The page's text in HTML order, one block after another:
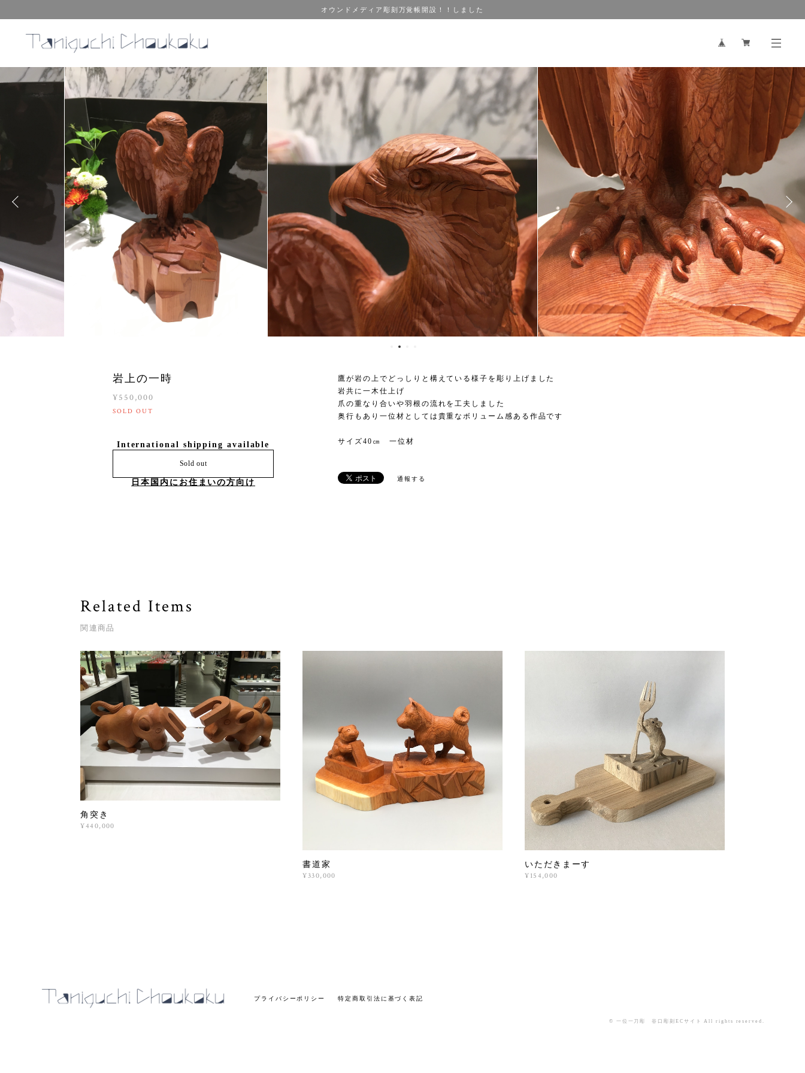
オウンドメディア彫刻万覚帳開設！！しました
岩上の一時
¥550,000
SOLD OUT
International shipping available
Sold out
日本国内にお住まいの方向け
鷹が岩の上でどっしりと構えている様子を彫り上げました
岩共に一木仕上げ
爪の重なり合いや羽根の流れを工夫しました
奥行もあり一位材としては貴重なボリューム感ある作品です
サイズ40㎝ 一位材
通報する
Related Items
関連商品
角突き
¥440,000
書道家
¥330,000
いただきまーす
¥154,000
プライバシーポリシー 特定商取引法に基づく表記
© 一位一刀彫 谷口彫刻ECサイト All rights reserved.